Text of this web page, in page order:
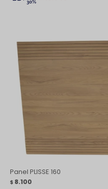
Panel PLISSE 160
$ 8.100